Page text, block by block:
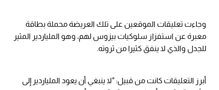
وجاءت تعليقات الموقعين على تلك العريضة محملة بطاقة
معبرة عن استفزاز سلوكيات بيزوس لهم، وهو الملياردير المثير
للجدل والذي لا ينفق كثيرا من ثروته.
أبرز التعليقات كانت من قبيل: "لا ينبغي أن يعود الملياردير إلى